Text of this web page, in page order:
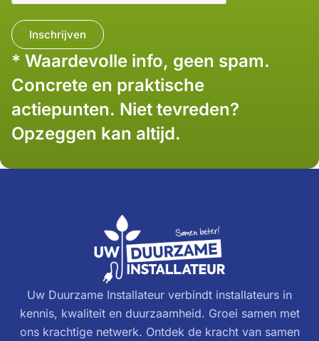
* Waardevolle info, geen spam.
Concrete en praktische
actiepunten. Niet tevreden?
Opzeggen kan altijd.
Uw Duurzame Installateur verbindt installateurs in
kennis, kwaliteit en duurzaamheid. Groei samen met
ons krachtige netwerk. Ontdek de kracht van samen